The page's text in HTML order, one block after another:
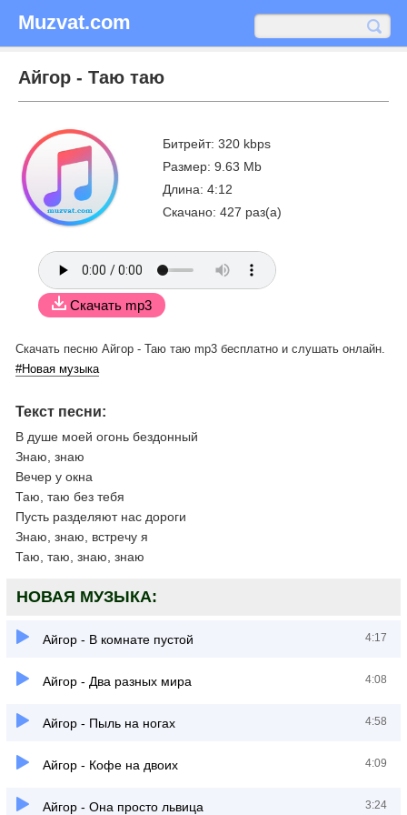
Muzvat.com
Айгор - Таю таю
Битрейт: 320 kbps
Размер: 9.63 Mb
Длина: 4:12
Скачано: 427 раз(а)
Скачать mp3
Скачать песню Айгор - Таю таю mp3 бесплатно и слушать онлайн.
#Новая музыка
Текст песни:
В душе моей огонь бездонный
Знаю, знаю
Вечер у окна
Таю, таю без тебя
Пусть разделяют нас дороги
Знаю, знаю, встречу я
Таю, таю, знаю, знаю
НОВАЯ МУЗЫКА:
Айгор - В комнате пустой 4:17
Айгор - Два разных мира 4:08
Айгор - Пыль на ногах 4:58
Айгор - Кофе на двоих 4:09
Айгор - Она просто львица 3:24